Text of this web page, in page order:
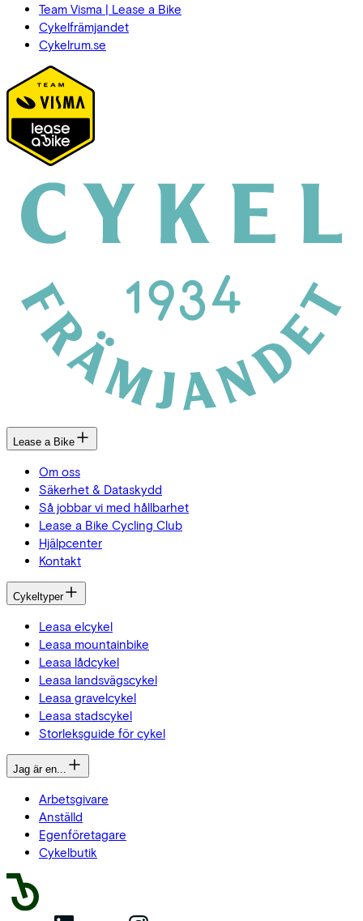
Team Visma | Lease a Bike
Cykelfrämjandet
Cykelrum.se
Lease a Bike
Om oss
Säkerhet & Dataskydd
Så jobbar vi med hållbarhet
Lease a Bike Cycling Club
Hjälpcenter
Kontakt
Cykeltyper
Leasa elcykel
Leasa mountainbike
Leasa lådcykel
Leasa landsvägscykel
Leasa gravelcykel
Leasa stadscykel
Storleksguide för cykel
Jag är en...
Arbetsgivare
Anställd
Egenföretagare
Cykelbutik